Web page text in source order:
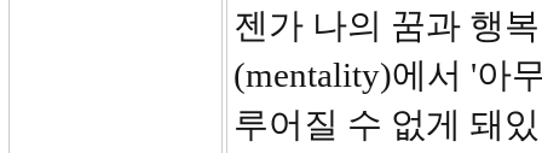
젠가 나의 꿈과 행
(mentality)에서 '아
루어질 수 없게 돼